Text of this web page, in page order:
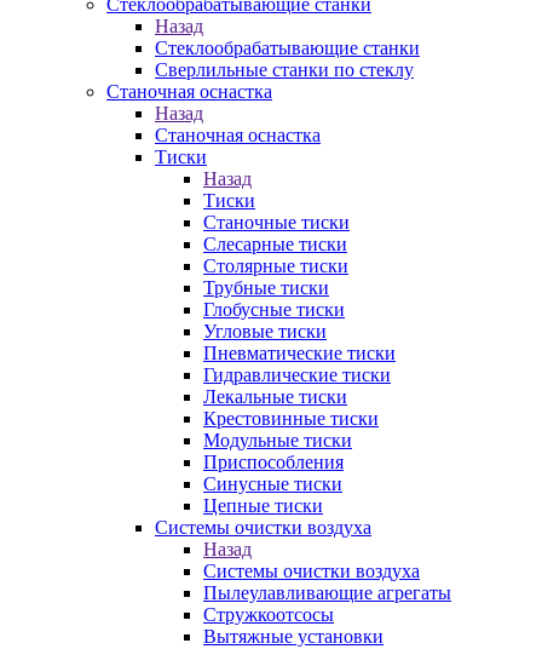
Стеклообрабатывающие станки
Назад
Стеклообрабатывающие станки
Сверлильные станки по стеклу
Станочная оснастка
Назад
Станочная оснастка
Тиски
Назад
Тиски
Станочные тиски
Слесарные тиски
Столярные тиски
Трубные тиски
Глобусные тиски
Угловые тиски
Пневматические тиски
Гидравлические тиски
Лекальные тиски
Крестовинные тиски
Модульные тиски
Приспособления
Синусные тиски
Цепные тиски
Системы очистки воздуха
Назад
Системы очистки воздуха
Пылеулавливающие агрегаты
Стружкоотсосы
Вытяжные установки